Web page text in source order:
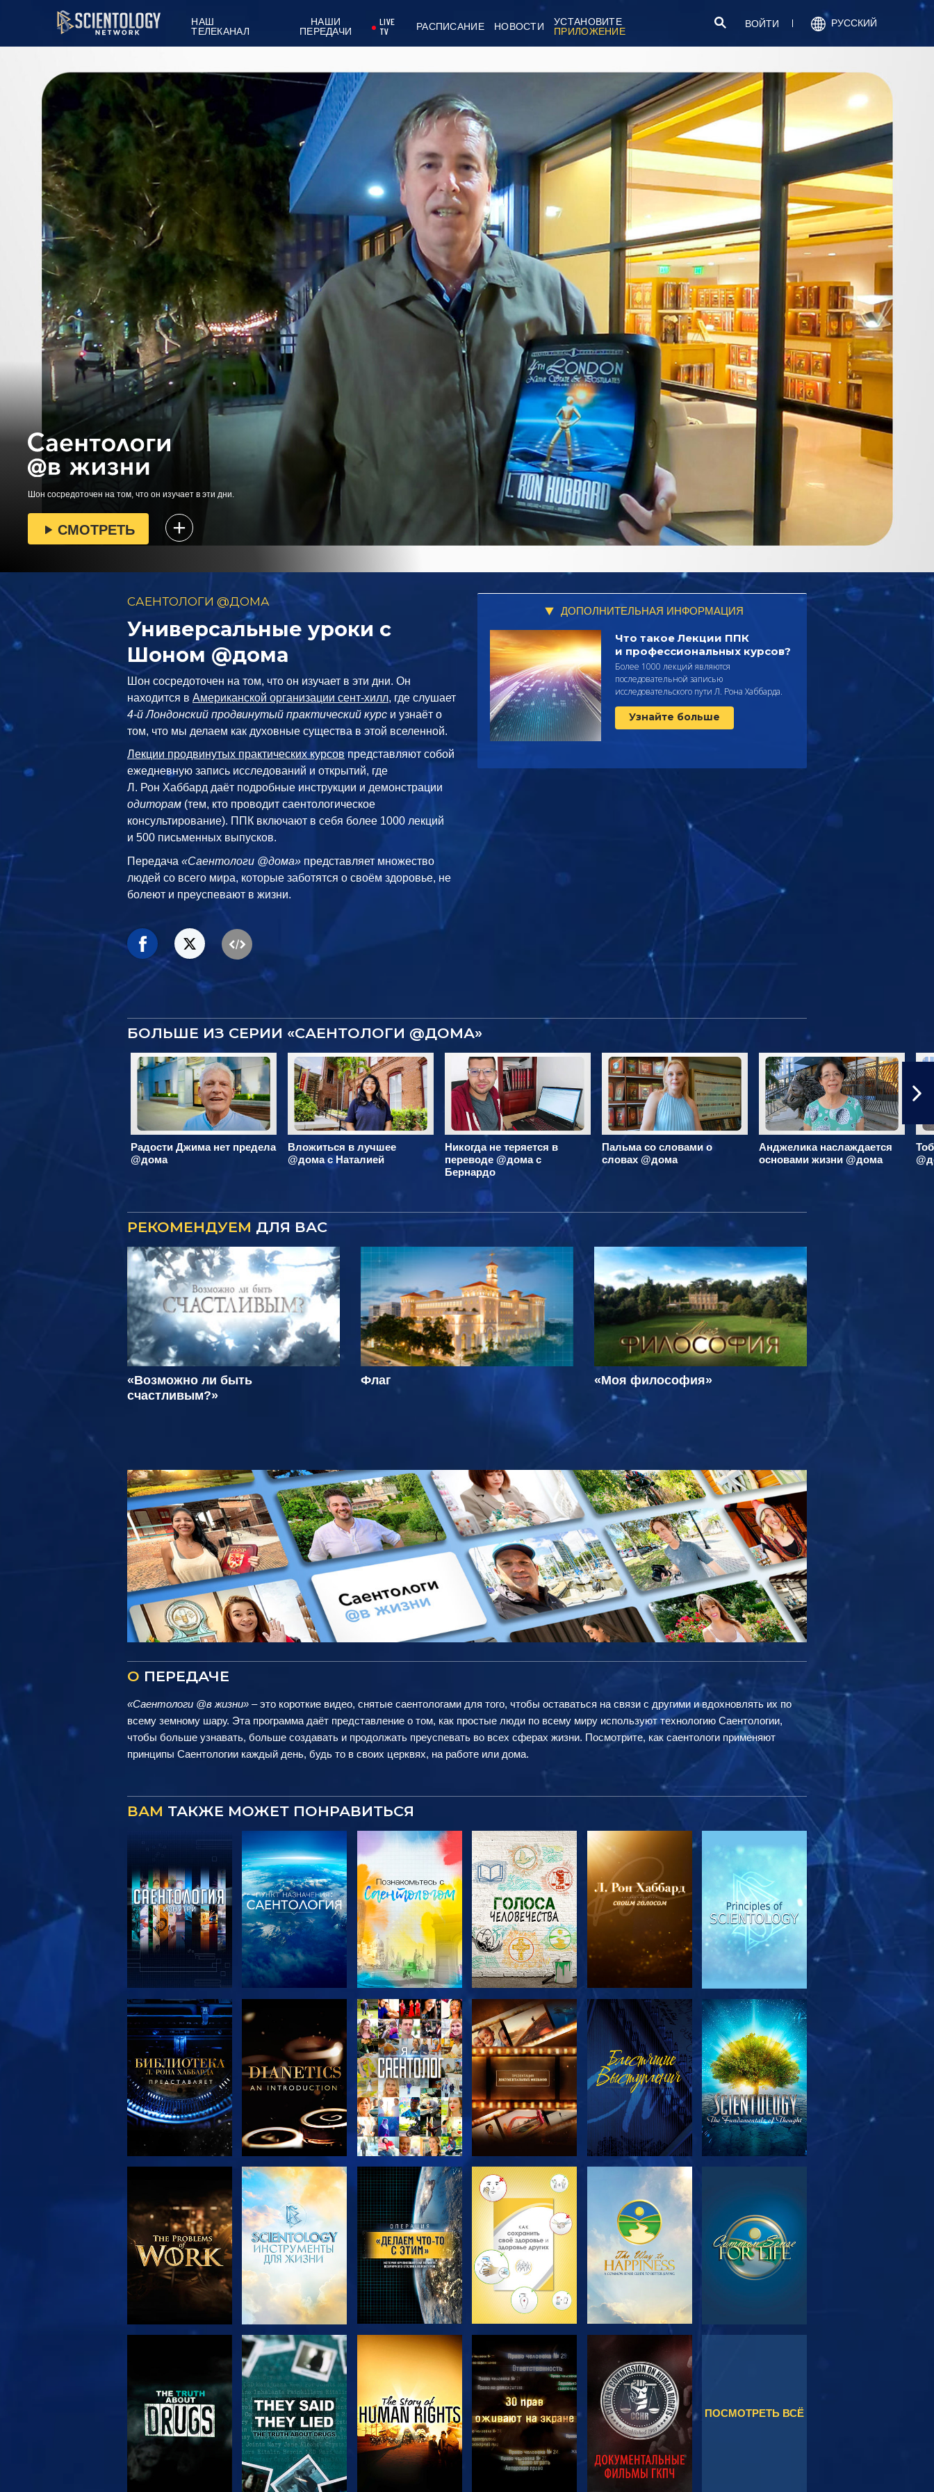
НАШ
ТЕЛЕКАНАЛ
НАШИ
ПЕРЕДАЧИ
LIVE
TV
РАСПИСАНИЕ НОВОСТИ
УСТАНОВИТЕ
ПРИЛОЖЕНИЕ
ВОЙТИ РУССКИЙ
Шон сосредоточен на том, что он изучает в эти дни.
СМОТРЕТЬ
САЕНТОЛОГИ @ДОМА
Универсальные уроки с
Шоном @дома
Шон сосредоточен на том, что он изучает в эти дни. Он
находится вАмериканской организации сент-хилл, где слушает
4-й Лондонский продвинутый практический курс и узнаёт о
том, что мы делаем как духовные существа в этой вселенной.
Лекции продвинутых практических курсовпредставляют собой
ежедневную запись исследований и открытий, где
Л. Рон Хаббард даёт подробные инструкции и демонстрации
одиторам (тем, кто проводит саентологическое
консультирование). ППК включают в себя более 1000 лекций
и 500 письменных выпусков.
Передача«Саентологи @дома» представляет множество
людей со всего мира, которые заботятся о своём здоровье, не
болеют и преуспевают в жизни.
ДОПОЛНИТЕЛЬНАЯ ИНФОРМАЦИЯ
Что такое Лекции ППК
и профессиональных курсов?
Более 1000 лекций являются
последовательной записью
исследовательского пути Л. Рона Хаббарда.
Узнайте больше
БОЛЬШЕ ИЗ СЕРИИ «САЕНТОЛОГИ @ДОМА»
Радости Джима нет предела
@дома
Вложиться в лучшее
@дома с Наталией
Никогда не теряется в
переводе @дома с
Бернардо
Пальма со словами о
словах @дома
Анджелика наслаждается
основами жизни @дома
РЕКОМЕНДУЕМ ДЛЯ ВАС
«Возможно ли быть
счастливым?»
Флаг «Моя философия»
О ПЕРЕДАЧЕ
«Саентологи @в жизни» – это короткие видео, снятые саентологами для того, чтобы оставаться на связи с другими и вдохновлять их по
всему земному шару. Эта программа даёт представление о том, как простые люди по всему миру используют технологию Саентологии,
чтобы больше узнавать, больше создавать и продолжать преуспевать во всех сферах жизни. Посмотрите, как саентологи применяют
принципы Саентологии каждый день, будь то в своих церквях, на работе или дома.
ВАМ ТАКЖЕ МОЖЕТ ПОНРАВИТЬСЯ
СМОТРЕТЬ
ПЕРЕДАЧИ
СМОТРЕТЬ
ПЕРЕДАЧИ
СМОТРЕТЬ
ПЕРЕДАЧИ
СМОТРЕТЬ
ПЕРЕДАЧИ
СМОТРЕТЬ
ПЕРЕДАЧИ
СМОТРЕТЬ
СМОТРЕТЬ
ПЕРЕДАЧИ
СМОТРЕТЬ
СМОТРЕТЬ
ПЕРЕДАЧИ
СМОТРЕТЬ
ПЕРЕДАЧИ
СМОТРЕТЬ
ПЕРЕДАЧИ
СМОТРЕТЬ СМОТРЕТЬ СМОТРЕТЬ СМОТРЕТЬ
ПОСМОТРЕТЬ ВСЁ